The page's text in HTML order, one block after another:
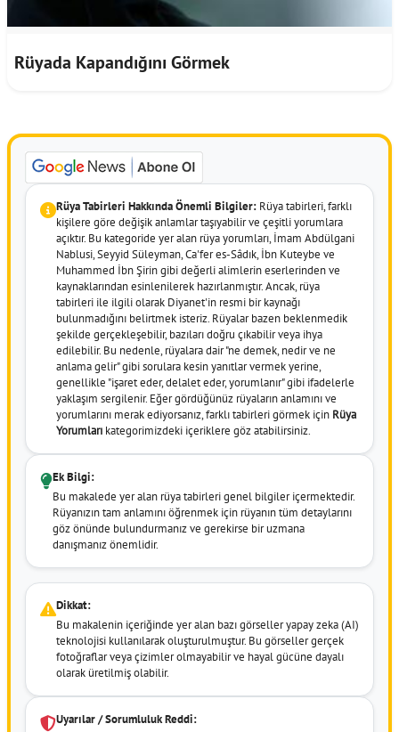
Rüyada Kapandığını Görmek
Rüya Tabirleri Hakkında Önemli Bilgiler: Rüya tabirleri, farklı
kişilere göre değişik anlamlar taşıyabilir ve çeşitli yorumlara
açıktır. Bu kategoride yer alan rüya yorumları, İmam Abdülgani
Nablusi, Seyyid Süleyman, Ca'fer es-Sâdık, İbn Kuteybe ve
Muhammed İbn Şirin gibi değerli alimlerin eserlerinden ve
kaynaklarından esinlenilerek hazırlanmıştır. Ancak, rüya
tabirleri ile ilgili olarak Diyanet'in resmi bir kaynağı
bulunmadığını belirtmek isteriz. Rüyalar bazen beklenmedik
şekilde gerçekleşebilir, bazıları doğru çıkabilir veya ihya
edilebilir. Bu nedenle, rüyalara dair "ne demek, nedir ve ne
anlama gelir" gibi sorulara kesin yanıtlar vermek yerine,
genellikle "işaret eder, delalet eder, yorumlanır" gibi ifadelerle
yaklaşım sergilenir. Eğer gördüğünüz rüyaların anlamını ve
yorumlarını merak ediyorsanız, farklı tabirleri görmek için Rüya
Yorumları kategorimizdeki içeriklere göz atabilirsiniz.
Ek Bilgi:
Bu makalede yer alan rüya tabirleri genel bilgiler içermektedir.
Rüyanızın tam anlamını öğrenmek için rüyanın tüm detaylarını
göz önünde bulundurmanız ve gerekirse bir uzmana
danışmanız önemlidir.
Dikkat:
Bu makalenin içeriğinde yer alan bazı görseller yapay zeka (AI)
teknolojisi kullanılarak oluşturulmuştur. Bu görseller gerçek
fotoğraflar veya çizimler olmayabilir ve hayal gücüne dayalı
olarak üretilmiş olabilir.
Uyarılar / Sorumluluk Reddi: